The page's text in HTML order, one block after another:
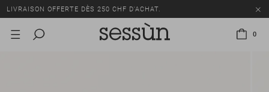
LIVRAISON OFFERTE DÈS 250 CHF D'ACHAT.
TOUS LES PRIX INCLUENT LA TVA ET LES DROITS DE DOUANE.
0